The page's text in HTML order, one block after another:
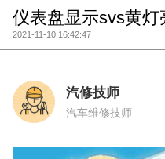
仪表盘显示svs黄灯
2021-11-10 16:42:47
汽修技师
汽车维修技师